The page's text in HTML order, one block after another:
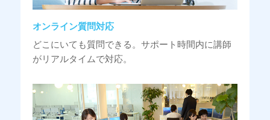
オンライン質問対応
どこにいても質問できる。サポート時間内に講師
がリアルタイムで対応。